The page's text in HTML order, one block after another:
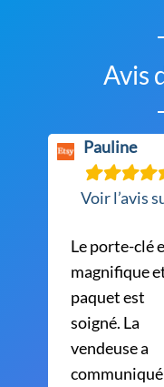
Avis
Pauline
Voir l’avis
Le porte-clé
magnifique
paquet est
soigné. La
vendeuse a
communiqué